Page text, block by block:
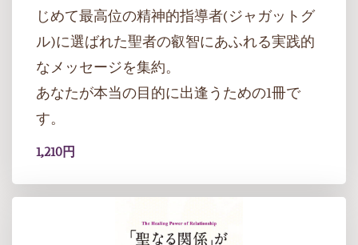
じめて最高位の精神的指導者(ジャガットグ
ル)に選ばれた聖者の叡智にあふれる実践的
なメッセージを集約。
あなたが本当の目的に出逢うための1冊で
す。
1,210円